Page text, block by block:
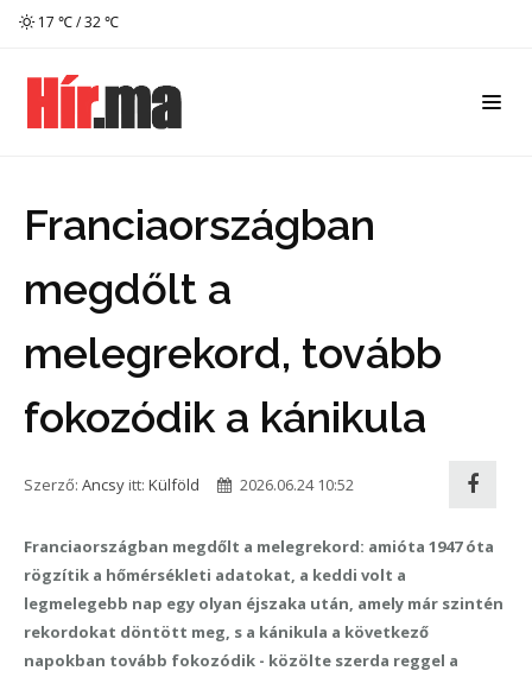
17 ℃ / 32 ℃
Franciaországban
megdőlt a
melegrekord, tovább
fokozódik a kánikula
Szerző: Ancsy itt: Külföld 2026.06.24 10:52
Franciaországban megdőlt a melegrekord: amióta 1947 óta
rögzítik a hőmérsékleti adatokat, a keddi volt a
legmelegebb nap egy olyan éjszaka után, amely már szintén
rekordokat döntött meg, s a kánikula a következő
napokban tovább fokozódik - közölte szerda reggel a